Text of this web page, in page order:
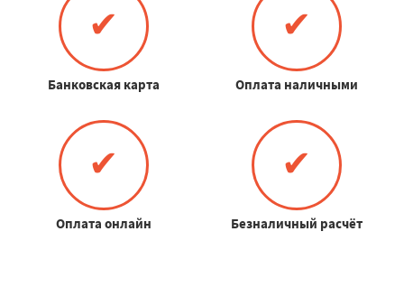
✔
Банковская карта
✔
Оплата наличными
✔
Оплата онлайн
✔
Безналичный расчёт